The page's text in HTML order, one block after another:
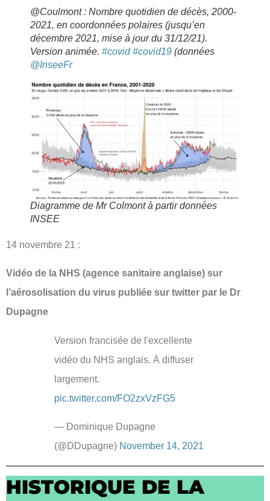
@Coulmont : Nombre quotidien de décès, 2000-
2021, en coordonnées polaires (jusqu’en
décembre 2021, mise à jour du 31/12/21).
Version animée. #covid #covid19 (données
@InseeFr
Diagramme de Mr Colmont à partir données
INSEE
14 novembre 21 :
Vidéo de la NHS (agence sanitaire anglaise) sur
l’aérosolisation du virus publiée sur twitter par le Dr
Dupagne
Version francisée de l'excellente
vidéo du NHS anglais. À diffuser
largement.
pic.twitter.com/FO2zxVzFG5
— Dominique Dupagne
(@DDupagne) November 14, 2021
HISTORIQUE DE LA